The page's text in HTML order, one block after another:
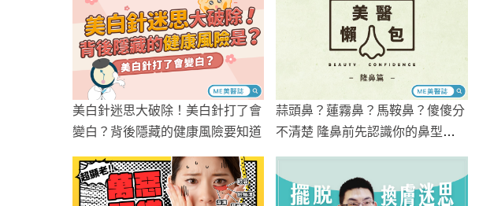
美白針迷思大破除！美白針打了會
變白？背後隱藏的健康風險要知道
蒜頭鼻？蓮霧鼻？馬鞍鼻？傻傻分
不清楚 隆鼻前先認識你的鼻型